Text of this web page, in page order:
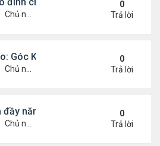
Chủ nhật Tháng 7 26, 2026 5:17 pm
0
Trả lời
Góc Khuất Của Căn Bệnh Đoạt
Chủ nhật Tháng 7 26, 2026 5:12 pm
0
Trả lời
đầy năng lượng tại Mỹ
Chủ nhật Tháng 7 26, 2026 5:09 pm
0
Trả lời